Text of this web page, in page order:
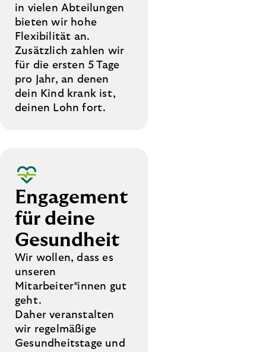
in vielen Abteilungen
bieten wir hohe
Flexibilität an.
Zusätzlich zahlen wir
für die ersten 5 Tage
pro Jahr, an denen
dein Kind krank ist,
deinen Lohn fort.
Engagement
für deine
Gesundheit
Wir wollen, dass es
unseren
Mitarbeiter*innen gut
geht.
Daher veranstalten
wir regelmäßige
Gesundheitstage und